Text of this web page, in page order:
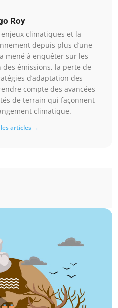
Roy
enjeux climatiques et la
depuis plus d’une
mené à enquêter sur les
des émissions, la perte de
d’adaptation des
compte des avancées
de terrain qui façonnent
climatique.
articles →